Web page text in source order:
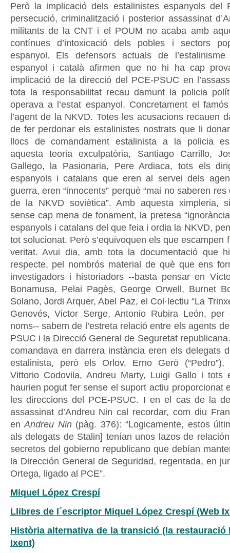
Però la implicació dels estalinistes espanyols del
persecució, criminalització i posterior assassinat
militants de la CNT i el POUM no acaba amb
contínues d’intoxicació dels pobles i sectors
espanyol. Els defensors actuals de
espanyol i català afirmen que no hi ha cap
implicació de la direcció del PCE-PSUC en
tota la responsabilitat recau damunt la policia
operava a l’estat espanyol. Concretament el
l’agent de la NKVD. Totes les acusacions recauen
de fer perdonar els estalinistes nostrats que li
llocs de comandament estalinista a la policia
aquesta teoria exculpatòria, Santiago Carrillo,
Gallego, la Pasionaria, Pere Ardiaca, tots els
espanyols i catalans que eren al servei dels
guerra, eren “innocents” perquè “mai no saberen
de la NKVD soviètica”. Amb aquesta ximpleria,
sense cap mena de fonament, la pretesa
espanyols i catalans del que feia i ordia la NKVD,
tot solucionat. Però s’equivoquen els que escampen
veritat. Avui dia, amb tota la documentació que
respecte, pel nombrós material de què que ens
investigadors i historiadors --basta pensar en
Bonamusa, Pelai Pagès, George Orwell, Burnet
Solano, Jordi Arquer, Abel Paz, el Col·lectiu “La
Genovés, Victor Serge, Antonio Rubira León, per
noms-- sabem de l’estreta relació entre els agents
PSUC i la Direcció General de Seguretat
comandava en darrera instància eren els delegats
estalinista, però els Orlov, Erno Gerö (“Pedro”),
Vittorio Codovila, Andreu Marty, Luigi Gallo i tots
haurien pogut fer sense el suport actiu proporcionat
les direccions del PCE-PSUC. I en el cas de la
assassinat d’Andreu Nin cal recordar, com diu
enAndreu Nin(pàg. 376): “Logicamente, estos
als delegats de Stalin] tenían unos lazos de
secretos del gobierno republicano que debían
la Dirección General de Seguridad, regentada, en
Ortega, ligado al PCE”.
Miquel López Crespí
Llibres de l´escriptor Miquel López Crespí (Web
Història alternativa de la transició (la restauració
Ixent)